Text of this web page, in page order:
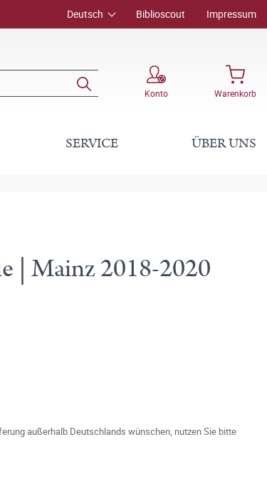
Deutsch Biblioscout Impressum
Konto Warenkorb
SERVICE ÜBER UNS
| Mainz 2018-2020
außerhalb Deutschlands wünschen, nutzen Sie bitte